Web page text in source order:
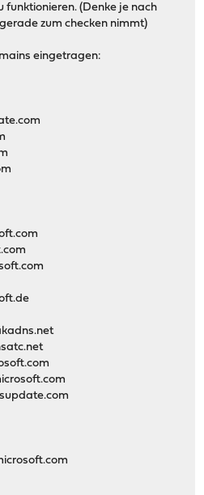
funktionieren. (Denke je nach
zum checken nimmt)
eingetragen: